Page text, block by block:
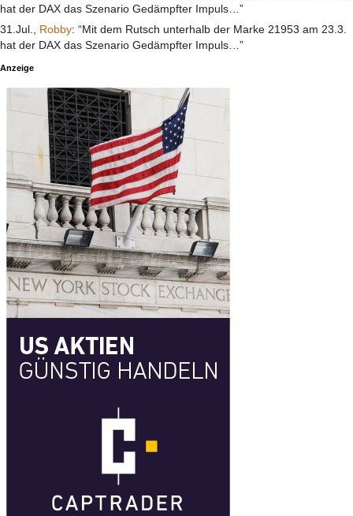
hat der DAX das Szenario Gedämpfter Impuls…”
31.Jul., Robby: “Mit dem Rutsch unterhalb der Marke 21953 am 23.3.
hat der DAX das Szenario Gedämpfter Impuls…”
Anzeige